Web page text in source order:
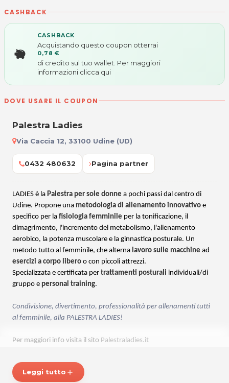
CASHBACK
CASHBACK
Acquistando questo coupon otterrai
0,78 €
di credito sul tuo wallet. Per maggiori
informazioni clicca qui
DOVE USARE IL COUPON
Palestra Ladies
Via Caccia 12, 33100 Udine (UD)
0432 480632 Pagina partner
LADIES è la Palestra per sole donne a pochi passi dal centro di
Udine. Propone una metodologia di allenamento innovativo e
specifico per la fisiologia femminile per la tonificazione, il
dimagrimento, l'incremento del metabolismo, l'allenamento
aerobico, la potenza muscolare e la ginnastica posturale. Un
metodo tutto al femminile, che alterna lavoro sulle macchine ad
esercizi a corpo libero o con piccoli attrezzi.
Specializzata e certificata per trattamenti posturali individuali/di
gruppo e personal training.
Condivisione, divertimento, professionalità per allenamenti tutti
al femminile, alla PALESTRA LADIES!
Per maggiori info visita il sito Palestraladies.it
*Prezzi di listino verificati in data 13/11/2017
Leggi tutto add